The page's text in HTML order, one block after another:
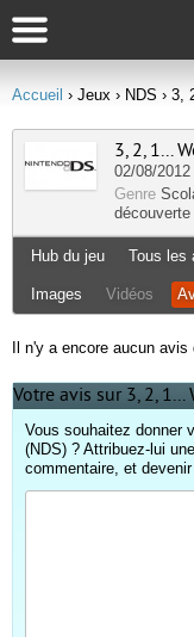
Accueil › Jeux › NDS › 3,
3, 2, 1...
02/08/2012
Genre
découverte
Hub du jeu Tous les
Images Vidéos
Il n'y a encore aucun
Votre avis sur 3, 2, 1...
Vous souhaitez donner
(NDS) ? Attribuez-lui
commentaire, et